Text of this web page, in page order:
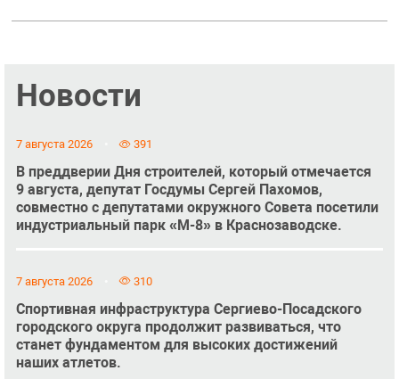
Новости
7 августа 2026 391
В преддверии Дня строителей, который отмечается
9 августа, депутат Госдумы Сергей Пахомов,
совместно с депутатами окружного Совета посетили
индустриальный парк «М-8» в Краснозаводске.
7 августа 2026 310
Спортивная инфраструктура Сергиево-Посадского
городского округа продолжит развиваться, что
станет фундаментом для высоких достижений
наших атлетов.